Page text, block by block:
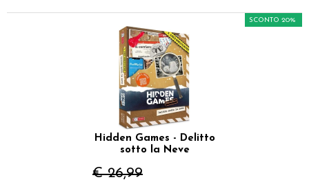
Hidden Games - Delitto
sotto la Neve
€ 26,99
SCONTO 20%